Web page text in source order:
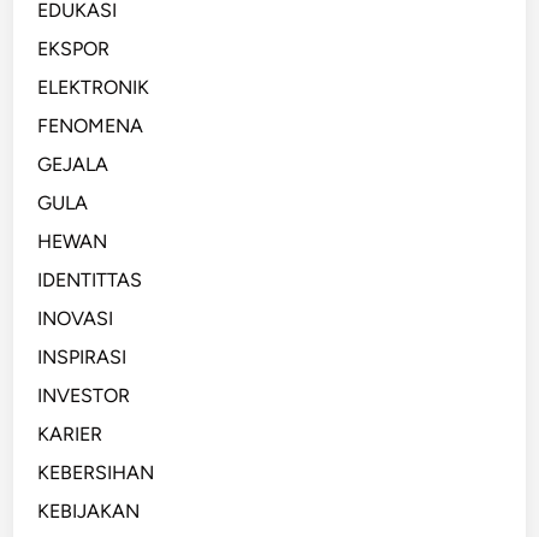
EDUKASI
EKSPOR
ELEKTRONIK
FENOMENA
GEJALA
GULA
HEWAN
IDENTITTAS
INOVASI
INSPIRASI
INVESTOR
KARIER
KEBERSIHAN
KEBIJAKAN